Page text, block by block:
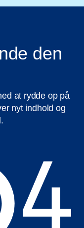
den
at rydde op på
nyt indhold og